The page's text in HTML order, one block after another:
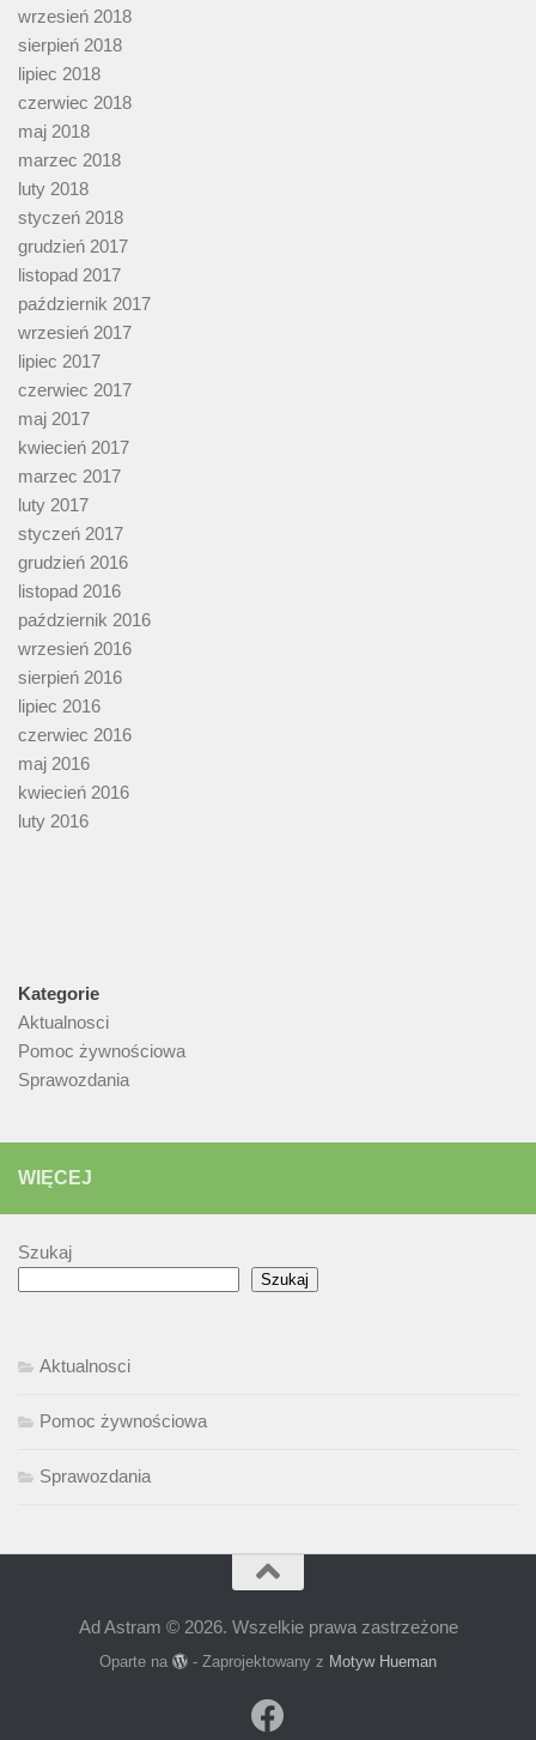
wrzesień 2018
sierpień 2018
lipiec 2018
czerwiec 2018
maj 2018
marzec 2018
luty 2018
styczeń 2018
grudzień 2017
listopad 2017
październik 2017
wrzesień 2017
lipiec 2017
czerwiec 2017
maj 2017
kwiecień 2017
marzec 2017
luty 2017
styczeń 2017
grudzień 2016
listopad 2016
październik 2016
wrzesień 2016
sierpień 2016
lipiec 2016
czerwiec 2016
maj 2016
kwiecień 2016
luty 2016
Kategorie
Aktualnosci
Pomoc żywnościowa
Sprawozdania
WIĘCEJ
Szukaj
Szukaj
Aktualnosci
Pomoc żywnościowa
Sprawozdania
Ad Astram © 2026. Wszelkie prawa zastrzeżone
Oparte na - Zaprojektowany z Motyw Hueman